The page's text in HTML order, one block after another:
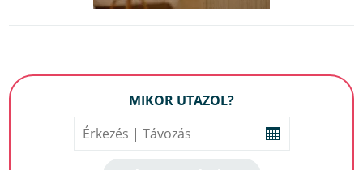
MIKOR UTAZOL?